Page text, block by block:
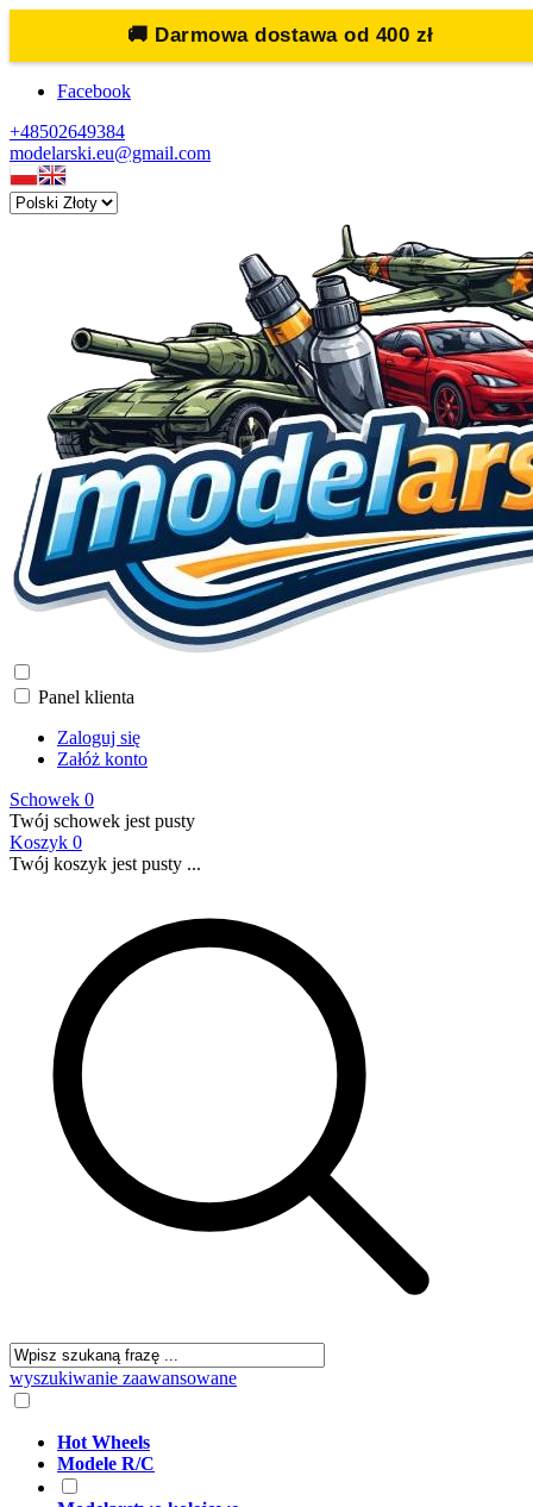
🚚 Darmowa dostawa od 400 zł
Facebook
+48502649384
modelarski.eu@gmail.com
Panel klienta
Zaloguj się
Załóż konto
Schowek 0
Twój schowek jest pusty
Koszyk 0
Twój koszyk jest pusty ...
wyszukiwanie zaawansowane
Hot Wheels
Modele R/C